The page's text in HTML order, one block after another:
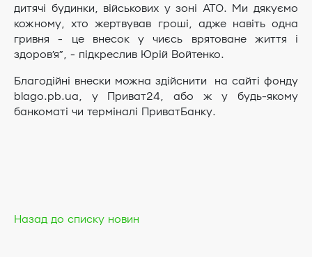
дитячі будинки, військових у зоні АТО. Ми дякуємо
кожному, хто жертвував гроші, адже навіть одна
гривня - це внесок у чиєсь врятоване життя і
здоров’я”, - підкреслив Юрій Войтенко.
Благодійні внески можна здійснити на сайті фонду
blago.pb.ua, у Приват24, або ж у будь-якому
банкоматі чи терміналі ПриватБанку.
Назад до списку новин